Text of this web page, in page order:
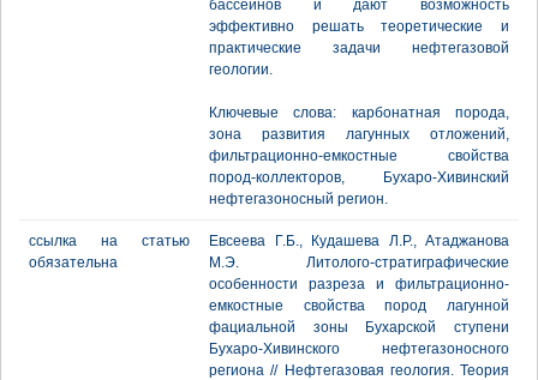
бассейнов и дают возможность
эффективно решать теоретические и
практические задачи нефтегазовой
геологии.
Ключевые слова: карбонатная порода,
зона развития лагунных отложений,
фильтрационно-емкостные свойства
пород-коллекторов, Бухаро-Хивинский
нефтегазоносный регион.
ссылка на статью
обязательна
Евсеева Г.Б., Кудашева Л.Р., Атаджанова
М.Э. Литолого-стратиграфические
особенности разреза и фильтрационно-
емкостные свойства пород лагунной
фациальной зоны Бухарской ступени
Бухаро-Хивинского нефтегазоносного
региона // Нефтегазовая геология. Теория